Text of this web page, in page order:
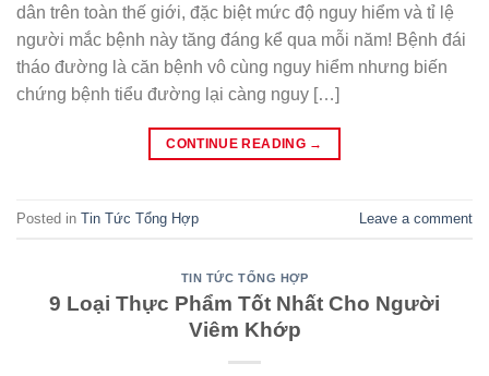
dân trên toàn thế giới, đặc biệt mức độ nguy hiểm và tỉ lệ
người mắc bệnh này tăng đáng kể qua mỗi năm! Bệnh đái
tháo đường là căn bệnh vô cùng nguy hiểm nhưng biến
chứng bệnh tiểu đường lại càng nguy […]
CONTINUE READING →
Posted in Tin Tức Tổng Hợp Leave a comment
TIN TỨC TỔNG HỢP
9 Loại Thực Phẩm Tốt Nhất Cho Người
Viêm Khớp